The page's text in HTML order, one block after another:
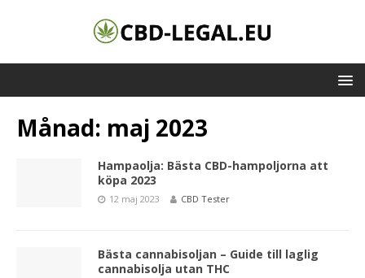
Månad: maj 2023
Hampaolja: Bästa CBD-hampoljorna att
köpa 2023
12 maj 2023 CBD Tester
Bästa cannabisoljan – Guide till laglig
cannabisolja utan THC